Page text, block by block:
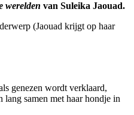
werelden van Suleika Jaouad.
(Jaouad krijgt op haar
genezen wordt verklaard,
samen met haar hondje in